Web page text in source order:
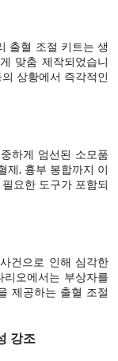
출혈 조절 키트는 생
맞춤 제작되었습니
상황에서 즉각적인
하게 엄선된 소모품
제, 흉부 봉합까지 이
요한 도구가 포함되
건으로 인해 심각한
오에서는 부상자를
제공하는 출혈 조절
강조